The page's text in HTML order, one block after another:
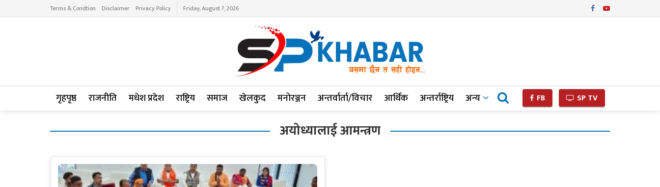
Terms & Condtion Disclaimer Privacy Policy Friday, August 7, 2026
गृहपृष्ठ राजनीति मधेश प्रदेश राष्ट्रिय समाज खेलकुद मनोरञ्जन अन्तर्वार्ता/विचार आर्थिक अन्तर्राष्ट्रिय अन्य FB SP TV
अयोध्यालाई आमन्त्रण